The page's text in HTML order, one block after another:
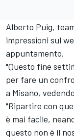
Alberto Puig,
impressioni sul
appuntamento.
"Questo fine
per fare un
a Misano,
"Ripartire con
è mai facile,
questo non è il